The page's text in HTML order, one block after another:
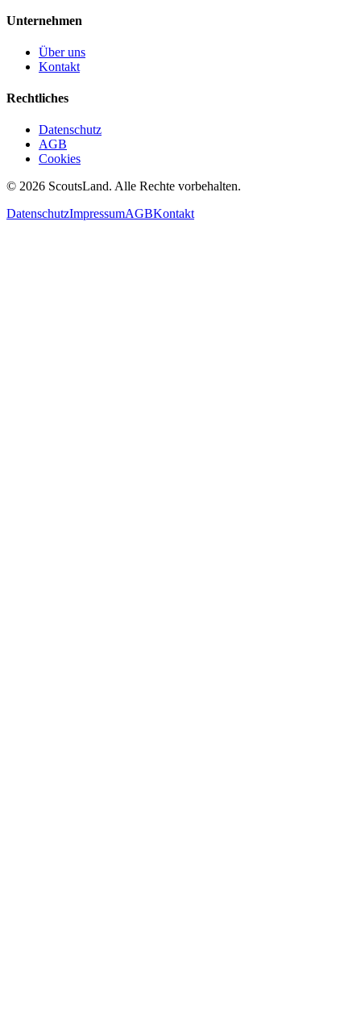
Unternehmen
Über uns
Kontakt
Rechtliches
Datenschutz
AGB
Cookies
© 2026 ScoutsLand. Alle Rechte vorbehalten.
DatenschutzImpressumAGBKontakt